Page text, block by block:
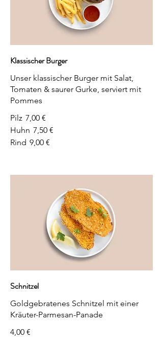
Klassischer Burger
Unser klassischer Burger mit Salat,
Tomaten & saurer Gurke, serviert mit
Pommes
Pilz 7,00 €
Huhn 7,50 €
Rind 9,00 €
Schnitzel
Goldgebratenes Schnitzel mit einer
Kräuter-Parmesan-Panade
4,00 €